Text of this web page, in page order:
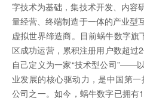
字技术为基础，集技术开发、内容
量经营、终端制造于一体的产业型
虚拟世界缔造商。目前蜗牛数字
区成功运营，累积注册用户数超过
自己定义为一家“技术型公司”——
业发展的核心驱动力，是中国第
公司之一。如今，蜗牛数字已拥有